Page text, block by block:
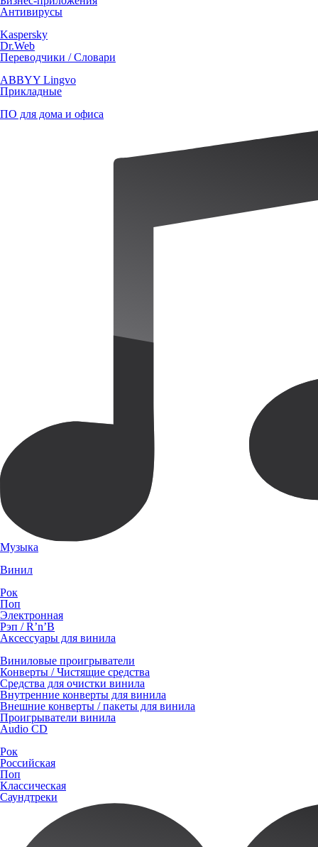
Антивирусы
Kaspersky
Dr.Web
Переводчики / Словари
ABBYY Lingvo
Прикладные
ПО для дома и офиса
Музыка
Винил
Рок
Поп
Электронная
Рэп / R’n’B
Аксессуары для винила
Виниловые проигрыватели
Конверты / Чистящие средства
Средства для очистки винила
Внутренние конверты для винила
Внешние конверты / пакеты для винила
Проигрыватели винила
Audio CD
Рок
Российская
Поп
Классическая
Саундтреки